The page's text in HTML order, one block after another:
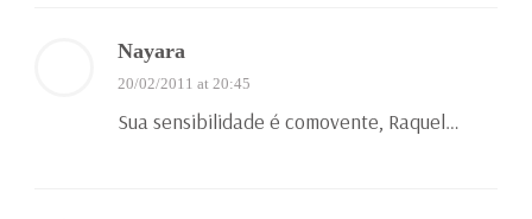
Nayara
20/02/2011 at 20:45
Sua sensibilidade é comovente, Raquel…